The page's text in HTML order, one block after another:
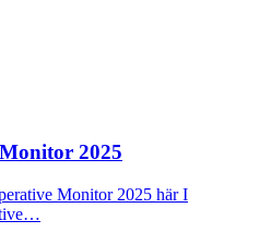
2025
Monitor 2025 här I